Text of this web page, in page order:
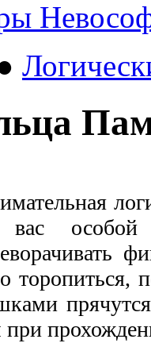
особой
торопиться,
при